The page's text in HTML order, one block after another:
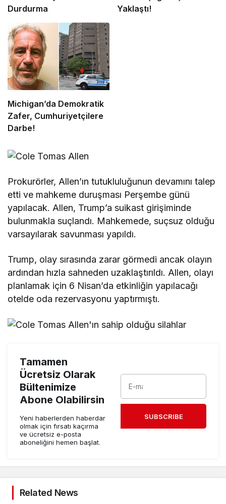
Durdurma
Yaklaştı!
Michigan’da Demokratik
Zafer, Cumhuriyetçilere
Darbe!
Prokurörler, Allen’ın tutukluluğunun devamını talep
etti ve mahkeme duruşması Perşembe günü
yapılacak. Allen, Trump’a suikast girişiminde
bulunmakla suçlandı. Mahkemede, suçsuz olduğu
varsayılarak savunması yapıldı.
Trump, olay sırasında zarar görmedi ancak olayın
ardından hızla sahneden uzaklaştırıldı. Allen, olayı
planlamak için 6 Nisan’da etkinliğin yapılacağı
otelde oda rezervasyonu yaptırmıştı.
Tamamen
Ücretsiz Olarak
Bültenimize
Abone Olabilirsin
Yeni haberlerden haberdar
olmak için fırsatı kaçırma
ve ücretsiz e-posta
aboneliğini hemen başlat.
SUBSCRIBE
Related News